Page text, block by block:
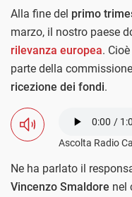
Alla fine del primo
marzo, il nostro paese
rilevanza europea.
parte della
ricezione dei fondi.
Ascolta Radio
Ne ha parlato il
Vincenzo Smaldore nel